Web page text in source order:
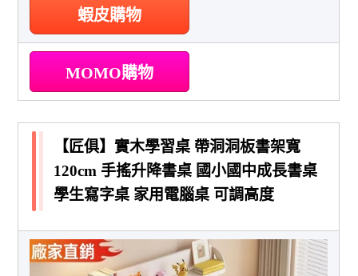
蝦皮購物
MOMO購物
【匠俱】實木學習桌 帶洞洞板書架寬
120cm 手搖升降書桌 國小國中成長書桌
學生寫字桌 家用電腦桌 可調高度